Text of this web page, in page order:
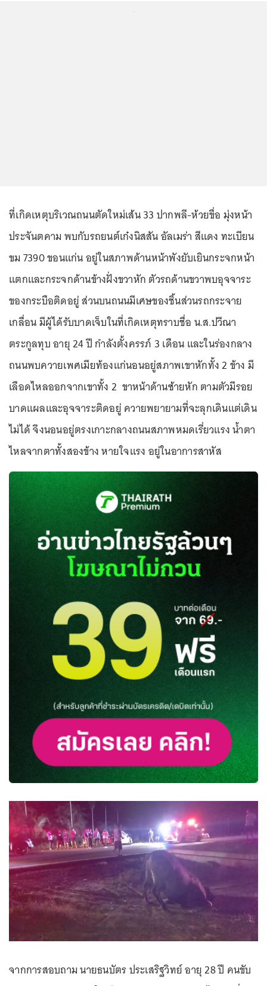
ที่เกิดเหตุบริเวณถนนตัดใหม่เส้น 33 ปากพลี-ห้วยขื่อ มุ่งหน้า
ประจันตคาม พบกับรถยนต์เก๋งนิสสัน อัลเมร่า สีแดง ทะเบียน
ขม 7390 ขอนแก่น อยู่ในสภาพด้านหน้าพังยับเยินกระจกหน้า
แตกและกระจกด้านข้างฝั่งขวาหัก ตัวรถด้านขวาพบอุจจาระ
ของกระบือติดอยู่ ส่วนบนถนนมีเศษของชิ้นส่วนรถกระจาย
เกลื่อน มีผู้ได้รับบาดเจ็บในที่เกิดเหตุทราบชื่อ น.ส.ปวีณา
ตระกูลทุบ อายุ 24 ปี กำลังตั้งครรภ์ 3 เดือน และในร่องกลาง
ถนนพบควายเพศเมียท้องแก่นอนอยู่สภาพเขาหักทั้ง 2 ข้าง มี
เลือดไหลออกจากเขาทั้ง 2 ขาหน้าด้านซ้ายหัก ตามตัวมีรอย
บาดแผลและอุจจาระติดอยู่ ควายพยายามที่จะลุกเดินแต่เดิน
ไม่ได้ จึงนอนอยู่ตรงเกาะกลางถนนสภาพหมดเรี่ยวแรง น้ำตา
ไหลจากตาทั้งสองข้าง หายใจแรง อยู่ในอาการสาหัส
จากการสอบถาม นายธนบัตร ประเสริฐวิทย์ อายุ 28 ปี คนขับ